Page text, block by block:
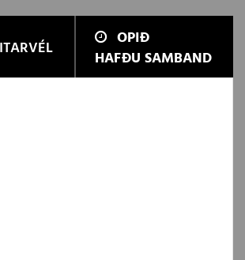
OPIÐ
HAFÐU SAMBAND